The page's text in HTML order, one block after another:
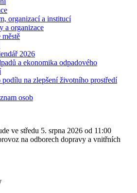
organizací a institucí
a organizace
2026
a ekonomika odpadového
podílu na zlepšení životního prostředí
osob
ve středu 5. srpna 2026 od 11:00
na odborech dopravy a vnitřních